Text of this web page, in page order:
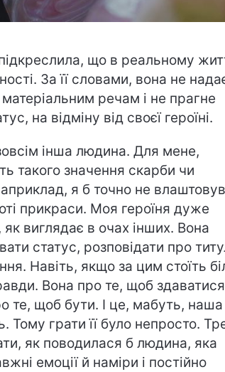
що в реальному
За її словами, вона не
речам і не прагне
на відміну від своєї героїні.
інша людина. Для мене,
такого значення скарби чи
я б точно не
прикраси. Моя героїня дуже
виглядає в очах інших. Вона
статус, розповідати про
Навіть, якщо за цим стоїть
Вона про те, щоб
те, щоб бути. І це, мабуть, наша
Тому грати її було непросто.
як поводилася б людина, яка
емоції й наміри і постійно